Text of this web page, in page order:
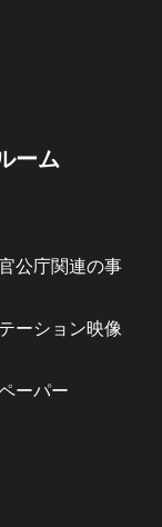
ーム
公庁関連の事
ーション映像
ーパー